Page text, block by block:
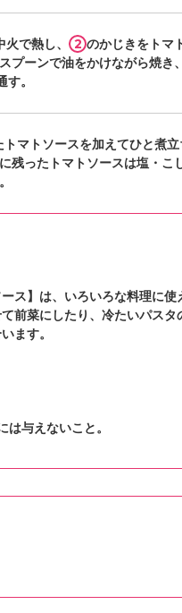
で熱し、 2 のかじきをトマ
プーンで油をかけながら焼き
。
トマトソースを加えてひと煮
残ったトマトソースは塩・こ
ス】は、いろいろな料理に使
前菜にしたり、冷たいパスタ
ます。
与えないこと。